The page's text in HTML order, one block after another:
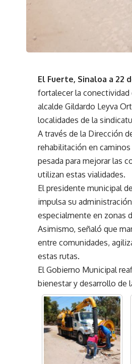
El Fuerte, Sinaloa a 22
fortalecer la conectividad
alcalde Gildardo Leyva
localidades de la
A través de la Dirección
rehabilitación en
pesada para mejorar las
utilizan estas vialidades.
El presidente municipal
impulsa su
especialmente en zonas
Asimismo, señaló que
entre comunidades,
estas rutas.
El Gobierno Municipal
bienestar y desarrollo de